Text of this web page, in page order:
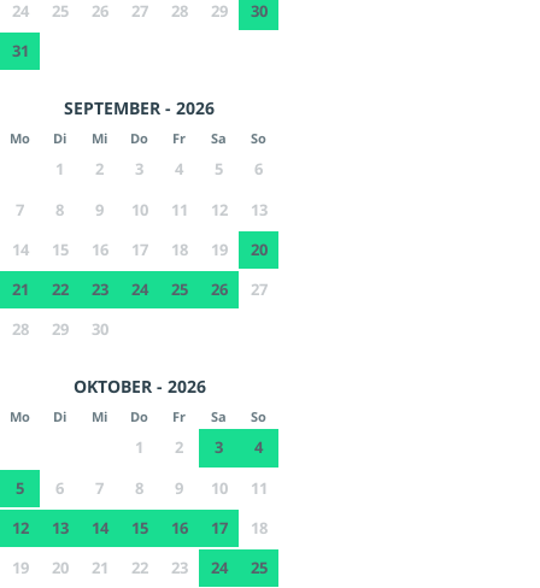
24
25 26 27 28 29
30
31
SEPTEMBER - 2026
Mo Di Mi Do Fr Sa So
1 2 3 4 5
6
7
8 9 10 11 12
13
14
15 16 17 18 19
20
21
22 23 24 25 26
27
28
29 30
OKTOBER - 2026
Mo Di Mi Do Fr Sa So
1 2 3
4
5
6 7 8 9 10
11
12
13 14 15 16 17
18
19
20 21 22 23 24
25